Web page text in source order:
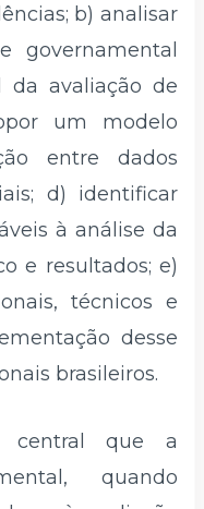
b) analisar
governamental
da avaliação de
um modelo
entre dados
d) identificar
à análise da
e resultados; e)
técnicos e
desse
brasileiros.
central que a
quando